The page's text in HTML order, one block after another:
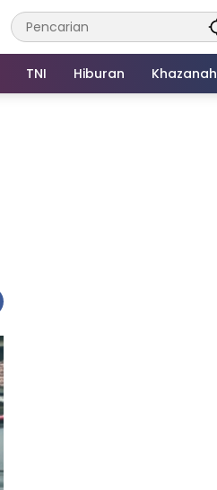
TNI Hiburan Khazanah